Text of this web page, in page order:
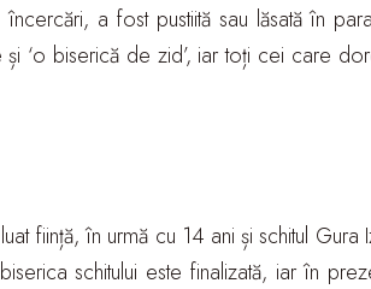
a fost pustiită sau lăsată în
și ‘o biserică de zid’, iar toți cei care
ființă, în urmă cu 14 ani și schitul
schitului este finalizată, iar în